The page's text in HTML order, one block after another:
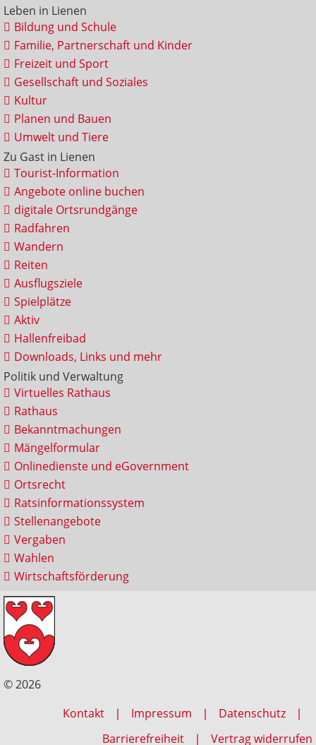
Leben in Lienen
Bildung und Schule
Familie, Partnerschaft und Kinder
Freizeit und Sport
Gesellschaft und Soziales
Kultur
Planen und Bauen
Umwelt und Tiere
Zu Gast in Lienen
Tourist-Information
Angebote online buchen
digitale Ortsrundgänge
Radfahren
Wandern
Reiten
Ausflugsziele
Spielplätze
Aktiv
Hallenfreibad
Downloads, Links und mehr
Politik und Verwaltung
Virtuelles Rathaus
Rathaus
Bekanntmachungen
Mängelformular
Onlinedienste und eGovernment
Ortsrecht
Ratsinformationssystem
Stellenangebote
Vergaben
Wahlen
Wirtschaftsförderung
© 2026
Kontakt
Impressum
Datenschutz
Barrierefreiheit
Vertrag widerrufen